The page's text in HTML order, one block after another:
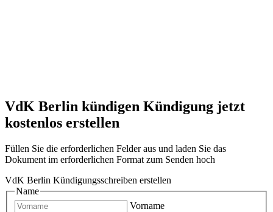
VdK Berlin kündigen Kündigung jetzt
kostenlos erstellen
Füllen Sie die erforderlichen Felder aus und laden Sie das
Dokument im erforderlichen Format zum Senden hoch
VdK Berlin Kündigungsschreiben erstellen
Name
Vorname